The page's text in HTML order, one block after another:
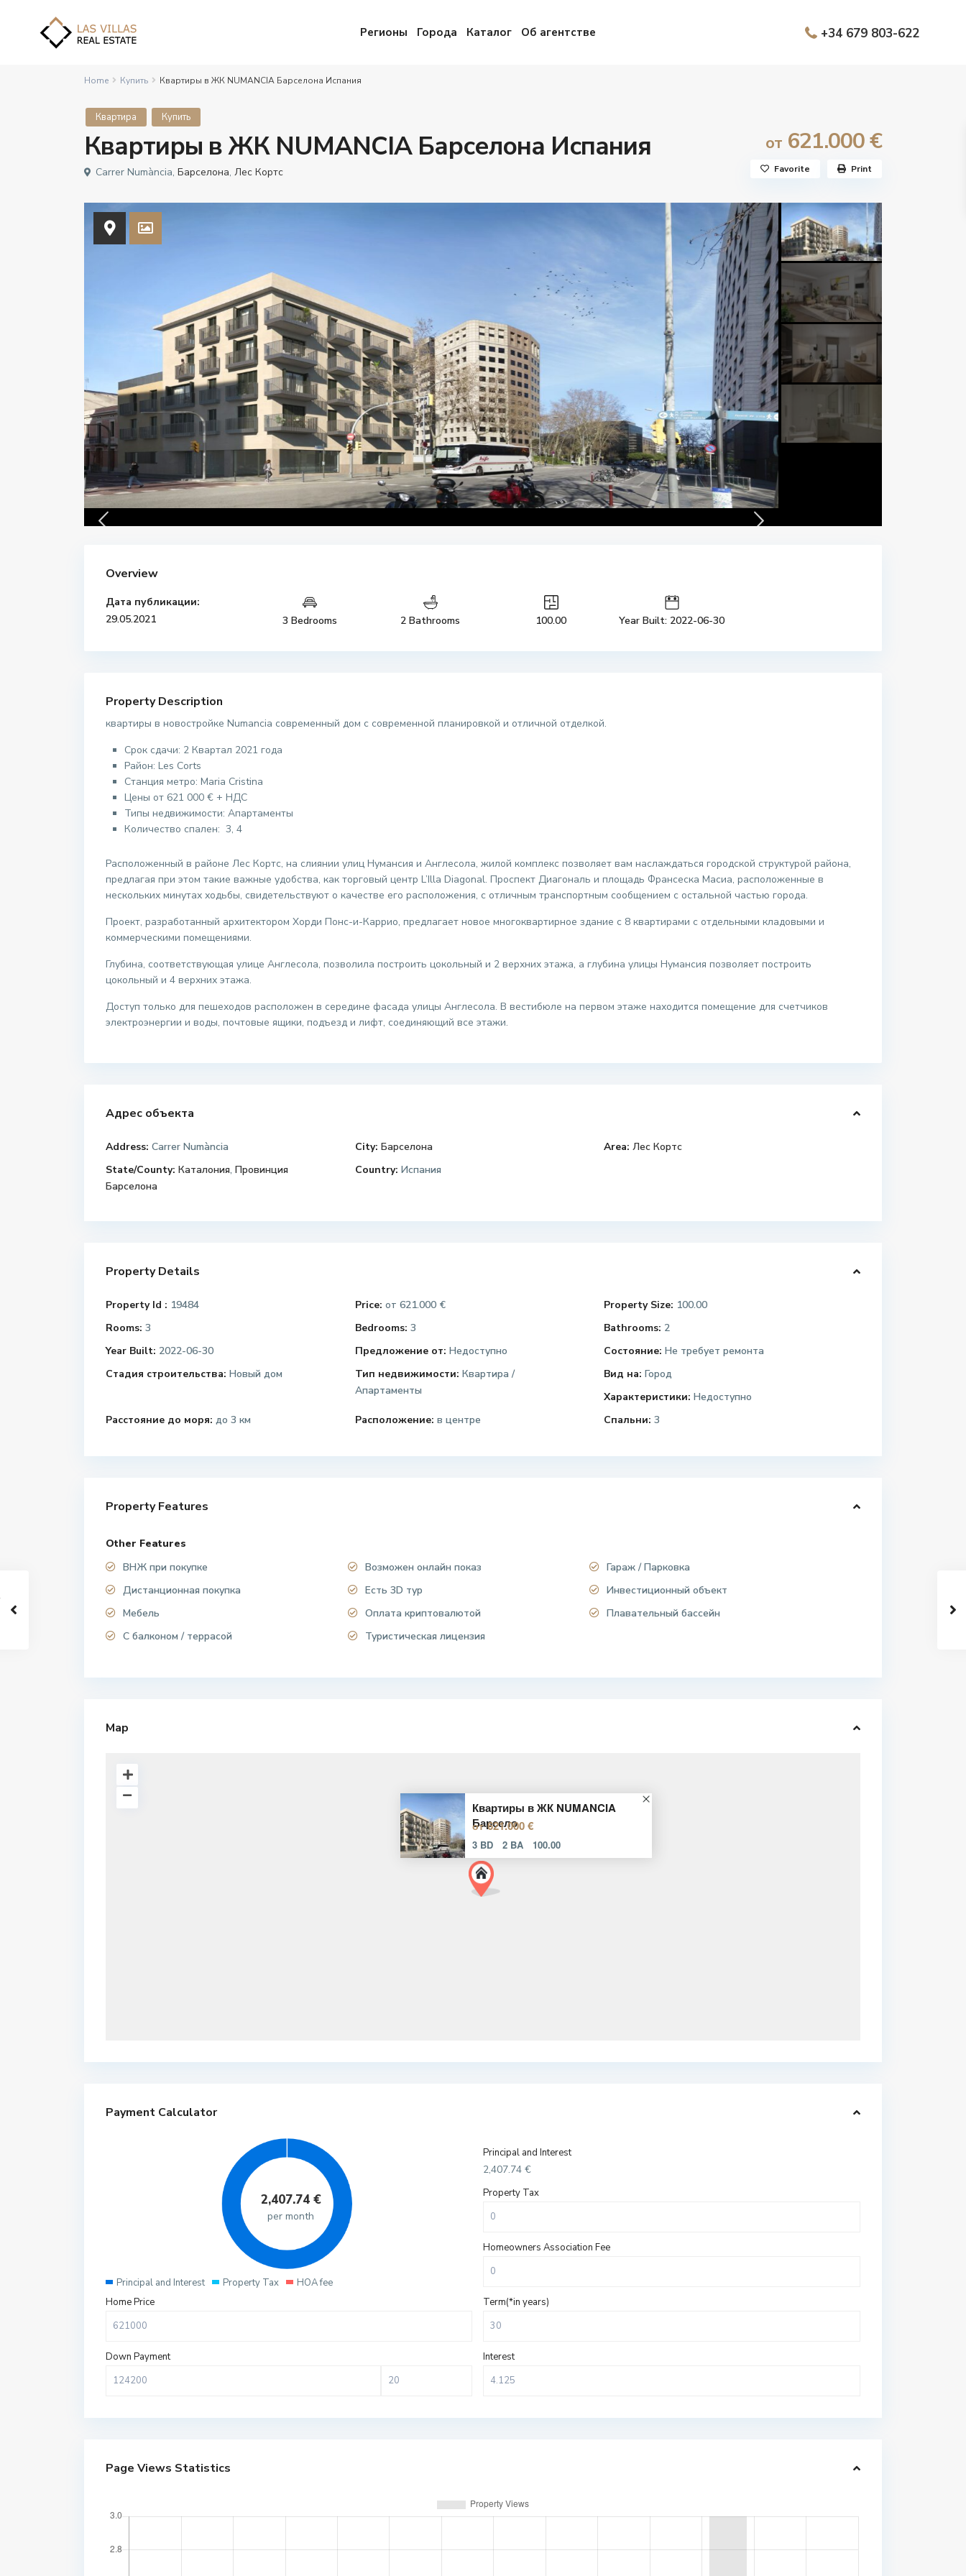
Регионы Города Каталог Об агентстве +34 679 803-622
Home Купить Квартиры в ЖК NUMANCIA Барселона Испания
Квартира Купить
Квартиры в ЖК NUMANCIA Барселона Испания от 621.000 €
Carrer Numància, Барселона, Лес Кортс Favorite Print
Overview
Дата публикации:
29.05.2021
3 Bedrooms 2 Bathrooms 100.00 Year Built: 2022-06-30
Property Description
квартиры в новостройке Numancia современный дом с современной планировкой и отличной отделкой.
Срок сдачи: 2 Квартал 2021 года
Район: Les Corts
Станция метро: Maria Cristina
Цены от 621 000 € + НДС
Типы недвижимости: Апартаменты
Количество спален: 3, 4
Расположенный в районе Лес Кортс, на слиянии улиц Нумансия и Англесола, жилой комплекс позволяет вам наслаждаться городской структурой района,
предлагая при этом такие важные удобства, как торговый центр L’Illa Diagonal. Проспект Диагональ и площадь Франсеска Масиа, расположенные в
нескольких минутах ходьбы, свидетельствуют о качестве его расположения, с отличным транспортным сообщением с остальной частью города.
Проект, разработанный архитектором Хорди Понс-и-Каррио, предлагает новое многоквартирное здание с 8 квартирами с отдельными кладовыми и
коммерческими помещениями.
Глубина, соответствующая улице Англесола, позволила построить цокольный и 2 верхних этажа, а глубина улицы Нумансия позволяет построить
цокольный и 4 верхних этажа.
Доступ только для пешеходов расположен в середине фасада улицы Англесола. В вестибюле на первом этаже находится помещение для счетчиков
электроэнергии и воды, почтовые ящики, подъезд и лифт, соединяющий все этажи.
Адрес объекта
Address: Carrer Numància City: Барселона Area: Лес Кортс
State/County: Каталония, Провинция
Барселона
Country: Испания
Property Details
Property Id : 19484 Price: от 621.000 € Property Size: 100.00
Rooms: 3 Bedrooms: 3 Bathrooms: 2
Year Built: 2022-06-30 Предложение от: Недоступно Состояние: Не требует ремонта
Стадия строительства: Новый дом Тип недвижимости: Квартира /
Апартаменты
Вид на: Город
Характеристики: Недоступно
Расстояние до моря: до 3 км Расположение: в центре Спальни: 3
Property Features
Other Features
ВНЖ при покупке
Возможен онлайн показ
Гараж / Парковка
Дистанционная покупка
Есть 3D тур
Инвестиционный объект
Мебель
Оплата криптовалютой
Плавательный бассейн
С балконом / террасой
Туристическая лицензия
Map
Квартиры в ЖК NUMANCIA
Барсело
от 621.000 €
3 BD 2 BA 100.00
Payment Calculator
2,407.74€
per month
Principal and Interest Property Tax HOA fee
Principal and Interest
2,407.74 €
Property Tax
Homeowners Association Fee
Home Price
Down Payment
Term(*in years)
Interest
Page Views Statistics